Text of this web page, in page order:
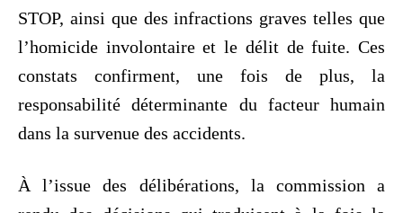
STOP, ainsi que des infractions graves telles que
l’homicide involontaire et le délit de fuite. Ces
constats confirment, une fois de plus, la
responsabilité déterminante du facteur humain
dans la survenue des accidents.
À l’issue des délibérations, la commission a